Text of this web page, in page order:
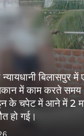
बिलासपुर में
मकान में काम करते समय
के चपेट में आने में 2
हो गई।